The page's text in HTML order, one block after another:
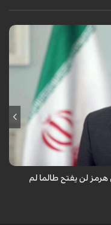
باقر ذوالقدر إلى آخر
مضيق هرمز لن يُفتح ما لم
لن يفتح طالما لم